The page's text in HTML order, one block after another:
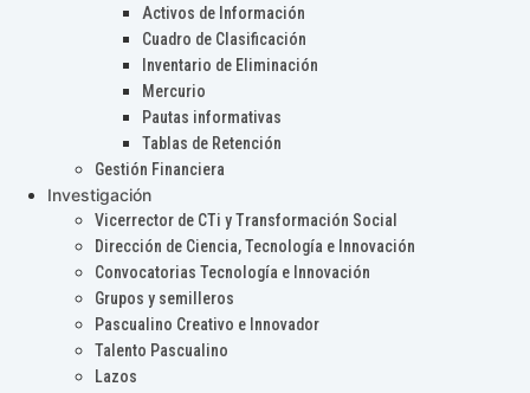
Activos de Información
Cuadro de Clasificación
Inventario de Eliminación
Mercurio
Pautas informativas
Tablas de Retención
Gestión Financiera
Investigación
Vicerrector de CTi y Transformación Social
Dirección de Ciencia, Tecnología e Innovación
Convocatorias Tecnología e Innovación
Grupos y semilleros
Pascualino Creativo e Innovador
Talento Pascualino
Lazos